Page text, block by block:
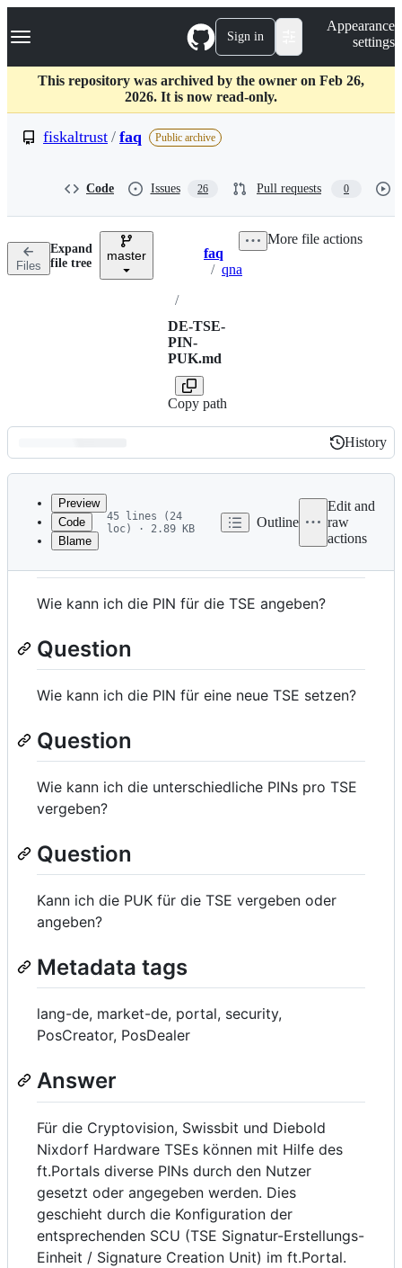
k
p
c
Navigation Menu Sign in
Appearance
settings
This repository was archived by the owner on Feb 26,
2026. It is now read-only.
fiskaltrust / faq Public archive
Code Issues 26 Pull requests 0
Files
Expand
file tree
master Breadcrumbs
faq
/ qna
/
DE-TSE-
PIN-
PUK.md
Copy path
More file actions
Latest
commit
History
History
metadata
and
Preview
Code
Blame
45 lines (24
loc) · 2.89 KB
Outline
Edit and
raw
actions
Question
Wie kann ich die PIN für die TSE angeben?
Question
Wie kann ich die PIN für eine neue TSE setzen?
Question
Wie kann ich die unterschiedliche PINs pro TSE
vergeben?
Question
Kann ich die PUK für die TSE vergeben oder
angeben?
Metadata tags
lang-de, market-de, portal, security,
PosCreator, PosDealer
Answer
Für die Cryptovision, Swissbit und Diebold
Nixdorf Hardware TSEs können mit Hilfe des
ft.Portals diverse PINs durch den Nutzer
gesetzt oder angegeben werden. Dies
geschieht durch die Konfiguration der
entsprechenden SCU (TSE Signatur-Erstellungs-
Einheit / Signature Creation Unit) im ft.Portal.